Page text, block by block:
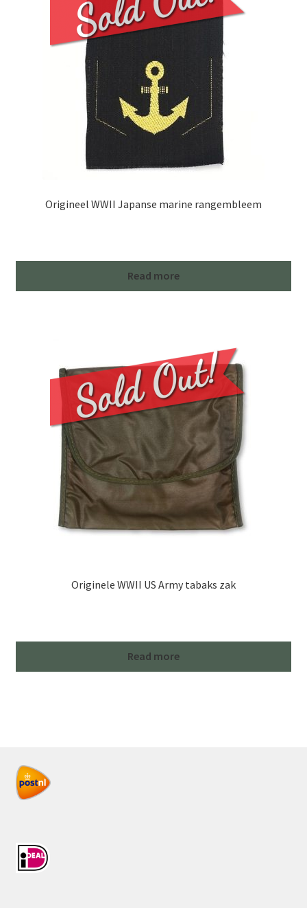
Origineel WWII Japanse marine rangembleem
Read more
Originele WWII US Army tabaks zak
Read more